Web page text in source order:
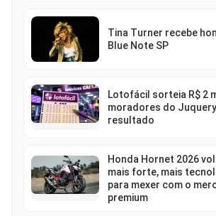
Tina Turner recebe
Blue Note SP
Lotofácil sorteia R$ 2
moradores do
resultado
Honda Hornet 2026
mais forte, mais
para mexer com o
premium